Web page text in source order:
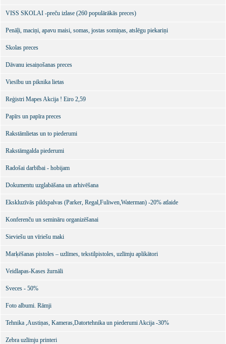
VISS SKOLAI -preču izlase (260 populārākās preces)
Penāļi, maciņi, apavu maisi, somas, jostas somiņas, atslēgu piekariņi
Skolas preces
Dāvanu iesaiņošanas preces
Viesību un piknika lietas
Reģistri Mapes Akcija ! Eiro 2,59
Papīrs un papīra preces
Rakstāmlietas un to piederumi
Rakstāmgalda piederumi
Radošai darbībai - hobijam
Dokumentu uzglabāšana un arhivēšana
Ekskluzīvās pildspalvas (Parker, Regal,Fuliwen,Waterman) -20% atlaide
Konferenču un semināru organizēšanai
Sieviešu un vīriešu maki
Marķēšanas pistoles – uzlīmes, tekstilpistoles, uzlīmju aplikātori
Veidlapas-Kases žurnāli
Sveces - 50%
Foto albumi. Rāmji
Tehnika ,Austiņas, Kameras,Datortehnika un piederumi Akcija -30%
Zebra uzlīmju printeri